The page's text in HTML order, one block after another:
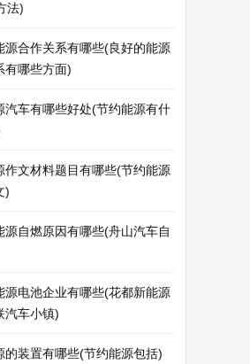
法)
源合作关系有哪些(良好的能源
有哪些方面)
汽车有哪些好处(节约能源有什
作文材料题目有哪些(节约能源
)
源自燃原因有哪些(舟山汽车自
源电池企业有哪些(花都新能源
汽车小镇)
的装置有哪些(节约能源包括)